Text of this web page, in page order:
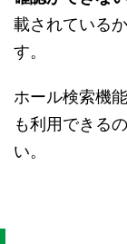
載されている
す。
ホール検索機
も利用できる
い。